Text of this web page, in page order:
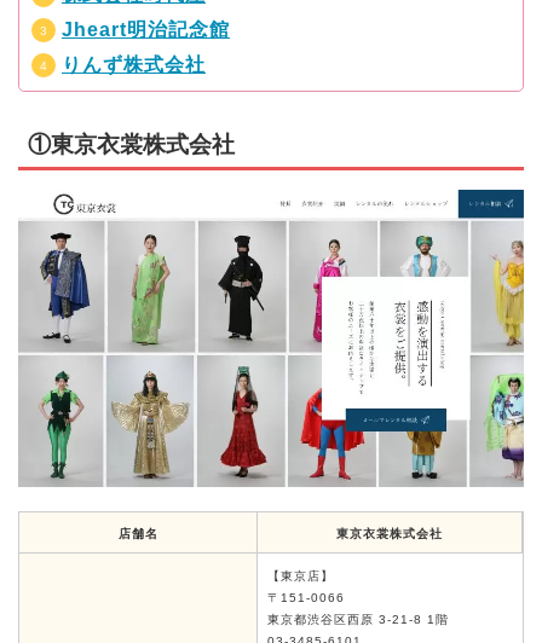
Jheart明治記念館
りんず株式会社
①東京衣裳株式会社
店舗名 東京衣裳株式会社
【東京店】
〒151-0066
東京都渋谷区西原 3-21-8 1階